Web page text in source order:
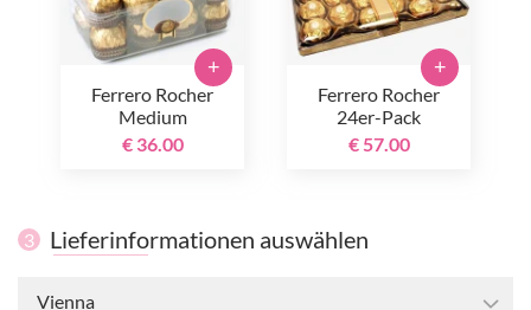
Ferrero Rocher
Medium
€ 36.00
+
Ferrero Rocher
24er-Pack
€ 57.00
+
3 Lieferinformationen auswählen
Vienna